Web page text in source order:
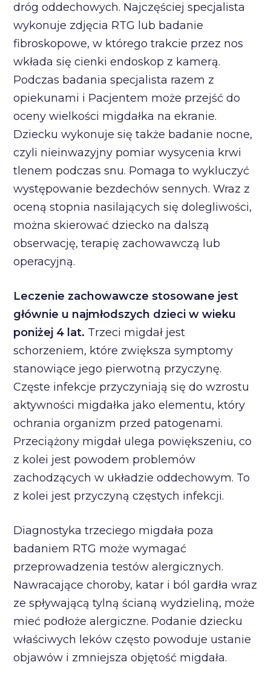
dróg oddechowych. Najczęściej specjalista
wykonuje zdjęcia RTG lub badanie
fibroskopowe, w którego trakcie przez nos
wkłada się cienki endoskop z kamerą.
Podczas badania specjalista razem z
opiekunami i Pacjentem może przejść do
oceny wielkości migdałka na ekranie.
Dziecku wykonuje się także badanie nocne,
czyli nieinwazyjny pomiar wysycenia krwi
tlenem podczas snu. Pomaga to wykluczyć
występowanie bezdechów sennych. Wraz z
oceną stopnia nasilających się dolegliwości,
można skierować dziecko na dalszą
obserwację, terapię zachowawczą lub
operacyjną.
Leczenie zachowawcze stosowane jest
głównie u najmłodszych dzieci w wieku
poniżej 4 lat. Trzeci migdał jest
schorzeniem, które zwiększa symptomy
stanowiące jego pierwotną przyczynę.
Częste infekcje przyczyniają się do wzrostu
aktywności migdałka jako elementu, który
ochrania organizm przed patogenami.
Przeciążony migdał ulega powiększeniu, co
z kolei jest powodem problemów
zachodzących w układzie oddechowym. To
z kolei jest przyczyną częstych infekcji.
Diagnostyka trzeciego migdała poza
badaniem RTG może wymagać
przeprowadzenia testów alergicznych.
Nawracające choroby, katar i ból gardła wraz
ze spływającą tylną ścianą wydzieliną, może
mieć podłoże alergiczne. Podanie dziecku
właściwych leków często powoduje ustanie
objawów i zmniejsza objętość migdała.